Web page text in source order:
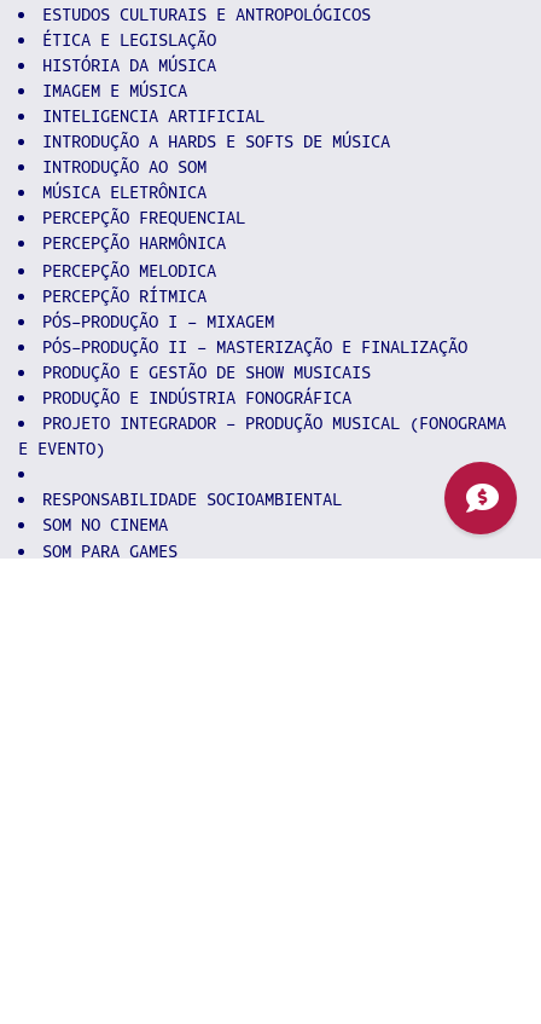
ESTUDOS CULTURAIS E ANTROPOLÓGICOS
ÉTICA E LEGISLAÇÃO
HISTÓRIA DA MÚSICA
IMAGEM E MÚSICA
INTELIGENCIA ARTIFICIAL
INTRODUÇÃO A HARDS E SOFTS DE MÚSICA
INTRODUÇÃO AO SOM
MÚSICA ELETRÔNICA
PERCEPÇÃO FREQUENCIAL
PERCEPÇÃO HARMÔNICA
PERCEPÇÃO MELODICA
PERCEPÇÃO RÍTMICA
PÓS-PRODUÇÃO I - MIXAGEM
PÓS-PRODUÇÃO II - MASTERIZAÇÃO E FINALIZAÇÃO
PRODUÇÃO E GESTÃO DE SHOW MUSICAIS
PRODUÇÃO E INDÚSTRIA FONOGRÁFICA
PROJETO INTEGRADOR - PRODUÇÃO MUSICAL (FONOGRAMA
E EVENTO)
RESPONSABILIDADE SOCIOAMBIENTAL
SOM NO CINEMA
SOM PARA GAMES